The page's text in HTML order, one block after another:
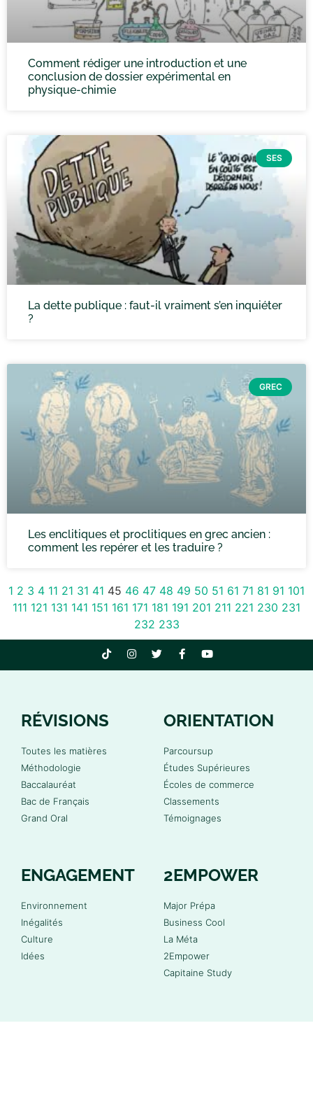
Comment rédiger une introduction et une
conclusion de dossier expérimental en
physique-chimie
SES
La dette publique : faut-il vraiment s’en inquiéter
?
GREC
Les enclitiques et proclitiques en grec ancien :
comment les repérer et les traduire ?
1 2 3 4 11 21 31 41 45 46 47 48 49 50 51 61 71 81 91 101
111 121 131 141 151 161 171 181 191 201 211 221 230 231
232 233
RÉVISIONS
Toutes les matières
Méthodologie
Baccalauréat
Bac de Français
Grand Oral
ORIENTATION
Parcoursup
Études Supérieures
Écoles de commerce
Classements
Témoignages
ENGAGEMENT
Environnement
Inégalités
Culture
Idées
2EMPOWER
Major Prépa
Business Cool
La Méta
2Empower
Capitaine Study